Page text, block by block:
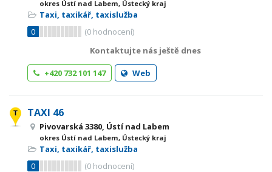
okres Ústí nad Labem, Ústecký kraj
Taxi, taxikář, taxislužba
0
(0 hodnocení)
Kontaktujte nás ještě dnes
+420 732 101 147 Web
TAXI 46
Pivovarská 3380, Ústí nad Labem
okres Ústí nad Labem, Ústecký kraj
Taxi, taxikář, taxislužba
0
(0 hodnocení)